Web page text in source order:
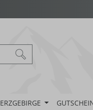
ERZGEBIRGE